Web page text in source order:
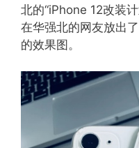
北的“iPhone 12改装
在华强北的网友放出
的效果图。